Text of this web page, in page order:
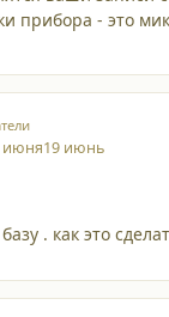
прибора - это
июня19 июнь
. как это